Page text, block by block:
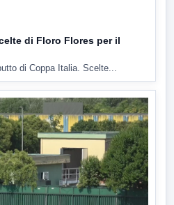
di Floro Flores per il
di Coppa Italia. Scelte...